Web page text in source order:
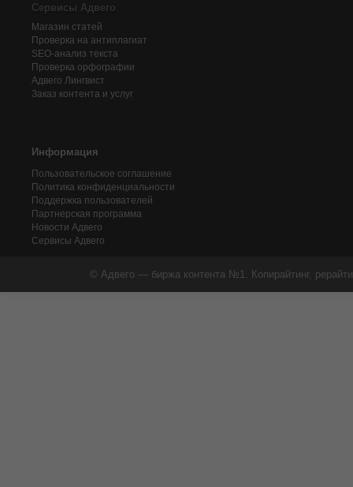
Сервисы Адвего
Магазин статей
Проверка на антиплагиат
SEO-анализ текста
Проверка орфографии
Адвего Лингвист
Заказ контента и услуг
Информация
Пользовательское соглашение
Политика конфиденциальности
Поддержка пользователей
Партнерская программа
Новости Адвего
Сервисы Адвего
© Адвего — биржа контента №1. Копирайтинг,